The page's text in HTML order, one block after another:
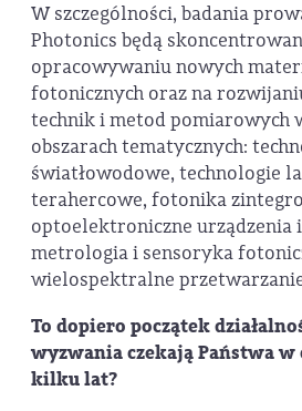
W szczególności, badania
Photonics będą
opracowywaniu nowych
fotonicznych oraz na
technik i metod pomiarowych
obszarach tematycznych:
światłowodowe, technologie
terahercowe, fotonika
optoelektroniczne urządzenia
metrologia i sensoryka
wielospektralne
To dopiero początek
wyzwania czekają Państwa
kilku lat?